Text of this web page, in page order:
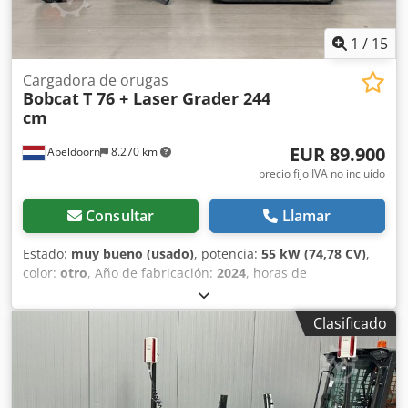
1 / 15
Apeldoorn 8.270 km
Cargadora de orugas
BobcatT 76 + Laser Grader 244
cm
EUR 89.900
precio fijo IVA no incluído
Consultar Llamar
Estado: muy bueno (usado), potencia: 55 kW (74,78 CV),
color: otro, Año de fabricación: 2024, horas de
, Equipamiento:
acondicionado, Año de fabricación: 2024 Peso en vacío:
4.898 kg Tipo de chasis: rígido Dirección: fija Marca del
motor: Bobcat Sistema de cambio rápido: sí Marcado CE: sí
Estado técnico: muy bueno Estado estético: muy bueno
Dcsdpfjyl Iulox Ahqjk = Otras opciones y equipamiento = -
Clasificado